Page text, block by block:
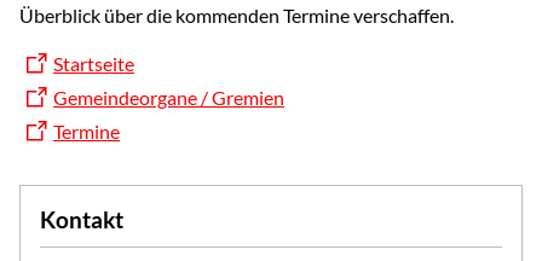
Überblick über die kommenden Termine verschaffen.
Startseite
Gemeindeorgane / Gremien
Termine
Kontakt